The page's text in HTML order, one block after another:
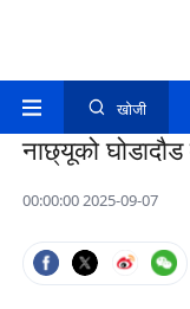
खोजी
नाछ्यूको
00:00:00 2025-09-07